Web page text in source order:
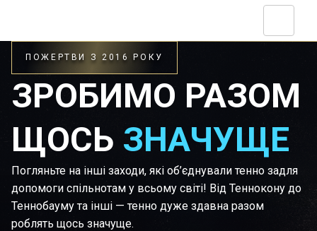
ПОЖЕРТВИ З 2016 РОКУ
ЗРОБИМО РАЗОМ
ЩОСЬ ЗНАЧУЩЕ
Погляньте на інші заходи, які об’єднували тенно задля
допомоги спільнотам у всьому світі! Від Теннокону до
Теннобауму та інші — тенно дуже здавна разом
роблять щось значуще.